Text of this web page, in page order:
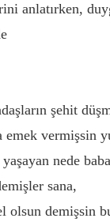
anlatırken,
şehit
emek vermişsin
yaşayan nede
sana,
olsun demişsin